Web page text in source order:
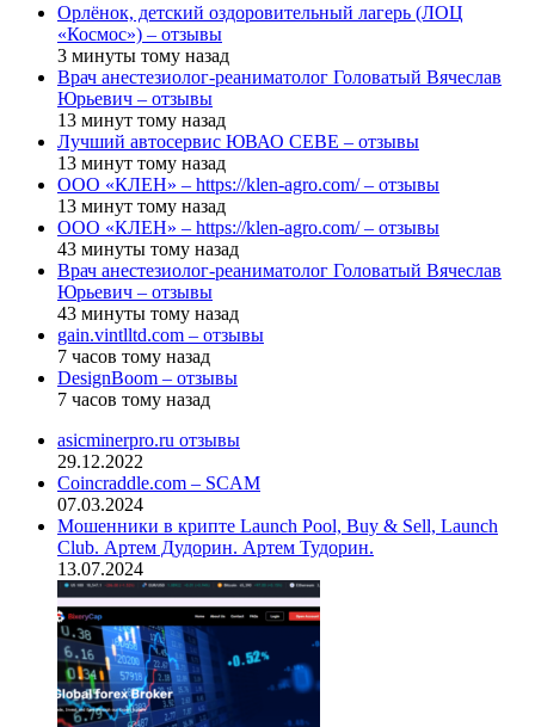
Орлёнок, детский оздоровительный лагерь (ЛОЦ
«Космос») – отзывы
3 минуты тому назад
Врач анестезиолог-реаниматолог Головатый Вячеслав
Юрьевич – отзывы
13 минут тому назад
Лучший автосервис ЮВАО CEBE – отзывы
13 минут тому назад
ООО «КЛЕН» – https://klen-agro.com/ – отзывы
13 минут тому назад
ООО «КЛЕН» – https://klen-agro.com/ – отзывы
43 минуты тому назад
Врач анестезиолог-реаниматолог Головатый Вячеслав
Юрьевич – отзывы
43 минуты тому назад
gain.vintlltd.com – отзывы
7 часов тому назад
DesignBoom – отзывы
7 часов тому назад
asicminerpro.ru отзывы
29.12.2022
Coincraddle.com – SCAM
07.03.2024
Мошенники в крипте Launch Pool, Buy & Sell, Launch
Club. Артем Дудорин. Артем Тудорин.
13.07.2024